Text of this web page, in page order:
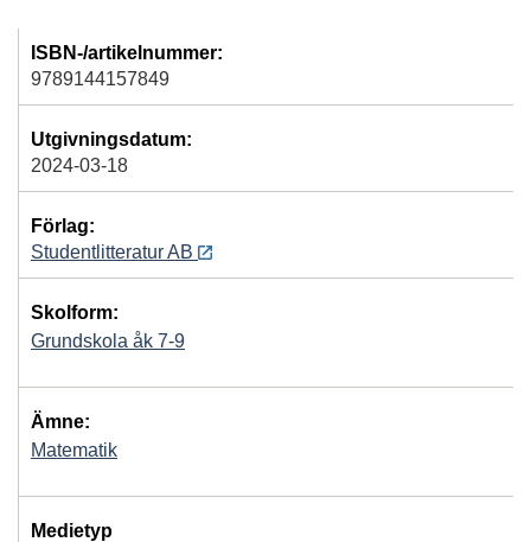
ISBN-/artikelnummer:
9789144157849
Utgivningsdatum:
2024-03-18
Förlag:
Studentlitteratur AB
Skolform:
Grundskola åk 7-9
Ämne:
Matematik
Medietyp